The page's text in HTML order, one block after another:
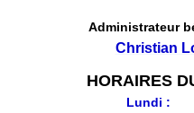
Administrateur
Christian
HORAIRES
Lundi :